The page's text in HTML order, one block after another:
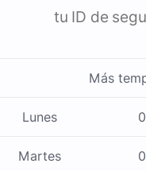
tu ID de
Más
Lunes
Martes